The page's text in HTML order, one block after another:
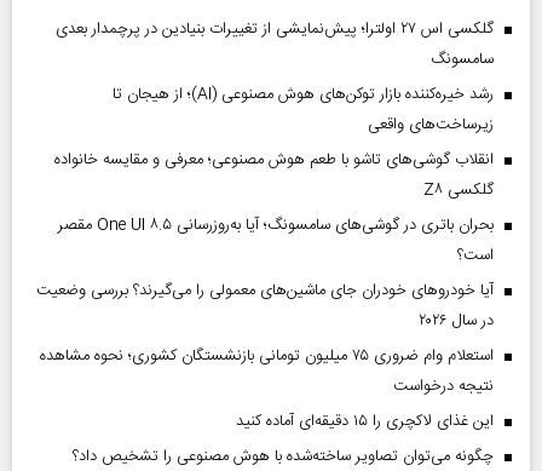
گلکسی اس ۲۷ اولترا؛ پیش‌نمایشی از تغییرات بنیادین در پرچمدار بعدی
سامسونگ
رشد خیره‌کننده بازار توکن‌های هوش مصنوعی (AI)؛ از هیجان تا
زیرساخت‌های واقعی
انقلاب گوشی‌های تاشو‌ با طعم هوش مصنوعی؛ معرفی و مقایسه خانواده
گلکسی Z۸
بحران باتری در گوشی‌های سامسونگ؛ آیا به‌روزرسانی One UI ۸.۵ مقصر
است؟
آیا خودروهای خودران جای ماشین‌های معمولی را می‌گیرند؟ بررسی وضعیت
در سال ۲۰۲۶
استعلام وام ضروری ۷۵ میلیون تومانی بازنشستگان کشوری؛ نحوه مشاهده
نتیجه درخواست
این غذای لاکچری را ۱۵ دقیقه‌ای آماده کنید
چگونه می‌توان تصاویر ساخته‌شده با هوش مصنوعی را تشخیص داد؟